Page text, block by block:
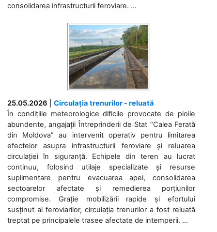
consolidarea infrastructurii feroviare. ...
25.05.2026
Circulația trenurilor - reluată
În condițiile meteorologice dificile provocate de ploile
abundente, angajații Întreprinderii de Stat “Calea Ferată
din Moldova” au intervenit operativ pentru limitarea
efectelor asupra infrastructurii feroviare și reluarea
circulației în siguranță. Echipele din teren au lucrat
continuu, folosind utilaje specializate și resurse
suplimentare pentru evacuarea apei, consolidarea
sectoarelor afectate și remedierea porțiunilor
compromise. Grație mobilizării rapide și efortului
susținut al feroviarilor, circulația trenurilor a fost reluată
treptat pe principalele trasee afectate de intemperii. ...